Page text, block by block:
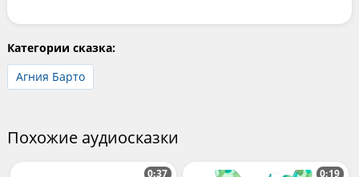
Категории сказка:
Агния Барто
Похожие аудиосказки
0:37 0:19